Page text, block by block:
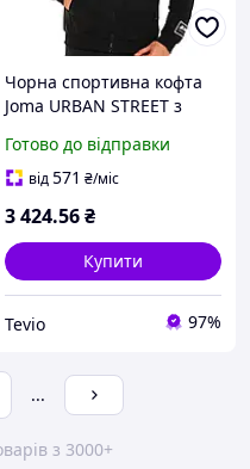
Чорна спортивна кофта
Joma URBAN STREET з
блискавці
Готово до відправки
від571 ₴/міс
3 424.56₴
Купити
Tevio 97%
...
з 3000+